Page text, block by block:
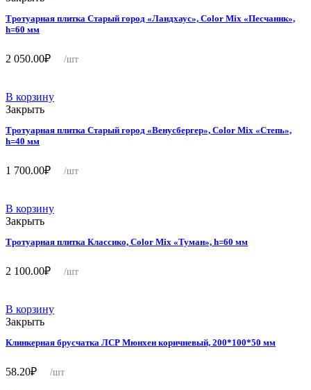
Тротуарная плитка Старый город «Ландхаус», Color Mix «Песчаник»,
h=60 мм
2 050.00₽ /шт
В корзину
Закрыть
Тротуарная плитка Старый город «Венусбергер», Color Mix «Степь»,
h=40 мм
1 700.00₽ /шт
В корзину
Закрыть
Тротуарная плитка Классико, Color Mix «Туман», h=60 мм
2 100.00₽ /шт
В корзину
Закрыть
Клинкерная брусчатка ЛСР Мюнхен коричневый, 200*100*50 мм
58.20₽ /шт